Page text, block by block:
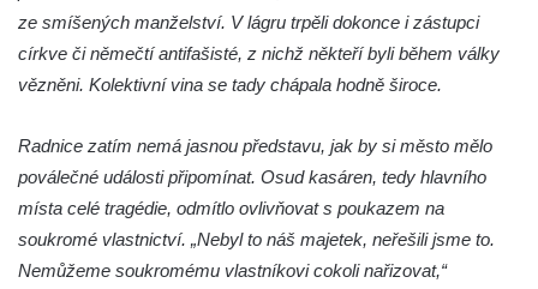
Chlumčanech
Pomník obětem 1. a 2. světové války ve
Vlčím
Hrob Františka Vozgy na hřbitově ve Veltěži
Hrob Josefa Lešáka na hřbitově ve Veltěži
Hrob Karla Salače na hřbitově ve Veltěži
ze smíšených manželství. V lágru trpěli dokonce i zástupci
církve či němečtí antifašisté, z nichž někteří byli během války
vězněni. Kolektivní vina se tady chápala hodně široce.
Radnice zatím nemá jasnou představu, jak by si město mělo
poválečné události připomínat. Osud kasáren, tedy hlavního
místa celé tragédie, odmítlo ovlivňovat s poukazem na
soukromé vlastnictví. „Nebyl to náš majetek, neřešili jsme to.
Nemůžeme soukromému vlastníkovi cokoli nařizovat,“